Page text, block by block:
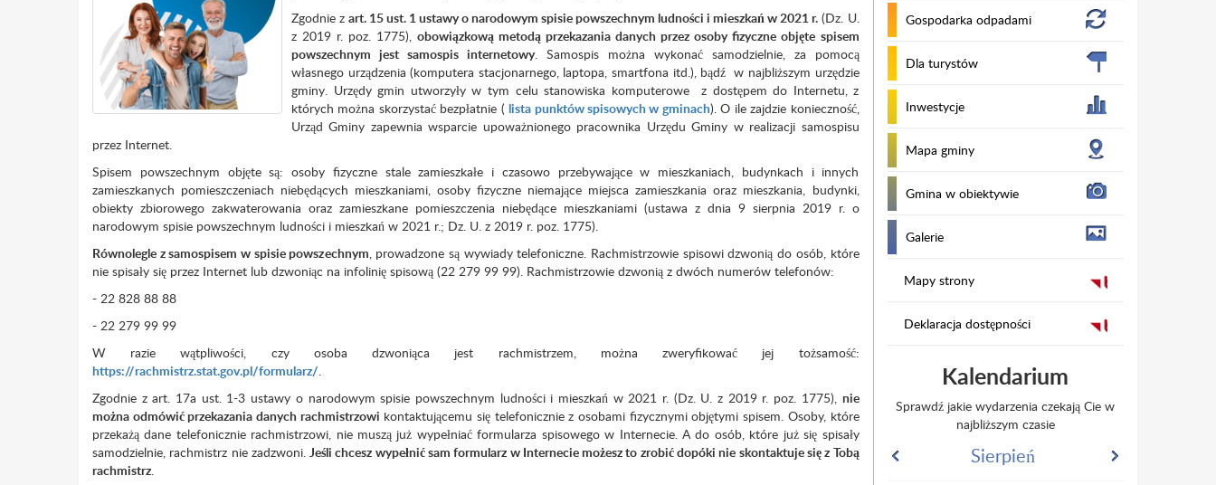
Zgodnie zart. 15 ust. 1 ustawy o narodowym spisie powszechnym ludności i mieszkań w 2021 r. (Dz. U.
z 2019 r. poz. 1775),obowiązkową metodą przekazania danych przez osoby fizyczne objęte spisem
powszechnym jest samospis internetowy. Samospis można wykonać samodzielnie, za pomocą
własnego urządzenia (komputera stacjonarnego, laptopa, smartfona itd.), bądź w najbliższym urzędzie
gminy. Urzędy gmin utworzyły w tym celu stanowiska komputerowe z dostępem do Internetu, z
których można skorzystać bezpłatnie (lista punktów spisowych w gminach). O ile zajdzie konieczność,
Urząd Gminy zapewnia wsparcie upoważnionego pracownika Urzędu Gminy w realizacji samospisu
przez Internet.
Spisem powszechnym objęte są: osoby fizyczne stale zamieszkałe i czasowo przebywające w mieszkaniach, budynkach i innych
zamieszkanych pomieszczeniach niebędących mieszkaniami, osoby fizyczne niemające miejsca zamieszkania oraz mieszkania, budynki,
obiekty zbiorowego zakwaterowania oraz zamieszkane pomieszczenia niebędące mieszkaniami (ustawa z dnia 9 sierpnia 2019 r. o
narodowym spisie powszechnym ludności i mieszkań w 2021 r.; Dz. U. z 2019 r. poz. 1775).
Równolegle z samospisem w spisie powszechnym, prowadzone są wywiady telefoniczne. Rachmistrzowie spisowi dzwonią do osób, które
nie spisały się przez Internet lub dzwoniąc na infolinię spisową (22 279 99 99). Rachmistrzowie dzwonią z dwóch numerów telefonów:
- 22 828 88 88
- 22 279 99 99
W razie wątpliwości, czy osoba dzwoniąca jest rachmistrzem, można zweryfikować jej tożsamość:
https://rachmistrz.stat.gov.pl/formularz/.
Zgodnie z art. 17a ust. 1-3 ustawy o narodowym spisie powszechnym ludności i mieszkań w 2021 r. (Dz. U. z 2019 r. poz. 1775), nie
można odmówić przekazania danych rachmistrzowi kontaktującemu się telefonicznie z osobami fizycznymi objętymi spisem. Osoby, które
przekażą dane telefonicznie rachmistrzowi, nie muszą już wypełniać formularza spisowego w Internecie. A do osób, które już się spisały
samodzielnie, rachmistrz nie zadzwoni.Jeśli chcesz wypełnić sam formularz w Internecie możesz to zrobić dopóki nie skontaktuje się z Tobą
rachmistrz.
Gospodarka odpadami
Dla turystów
Inwestycje
Mapa gminy
Gmina w obiektywie
Galerie
Mapy strony
Deklaracja dostępności
Kalendarium
Sprawdź jakie wydarzenia czekają Cie w
najbliższym czasie
Sierpień